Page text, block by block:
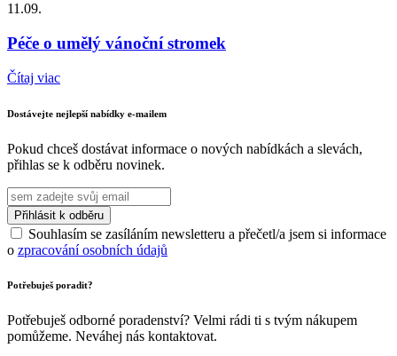
11.09.
Péče o umělý vánoční stromek
Čítaj viac
Dostávejte nejlepší nabídky e-mailem
Pokud chceš dostávat informace o nových nabídkách a slevách,
přihlas se k odběru novinek.
Souhlasím se zasíláním newsletteru a přečetl/a jsem si informace
o zpracování osobních údajů
Potřebuješ poradit?
Potřebuješ odborné poradenství? Velmi rádi ti s tvým nákupem
pomůžeme. Neváhej nás kontaktovat.